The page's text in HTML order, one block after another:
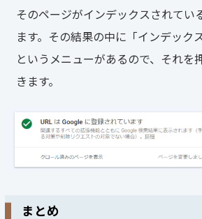
そのページがインデックスされてい
ます。その結果の中に「インデック
というメニューがあるので、それを
きます。
まとめ